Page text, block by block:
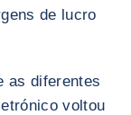
de lucro
as diferentes
voltou